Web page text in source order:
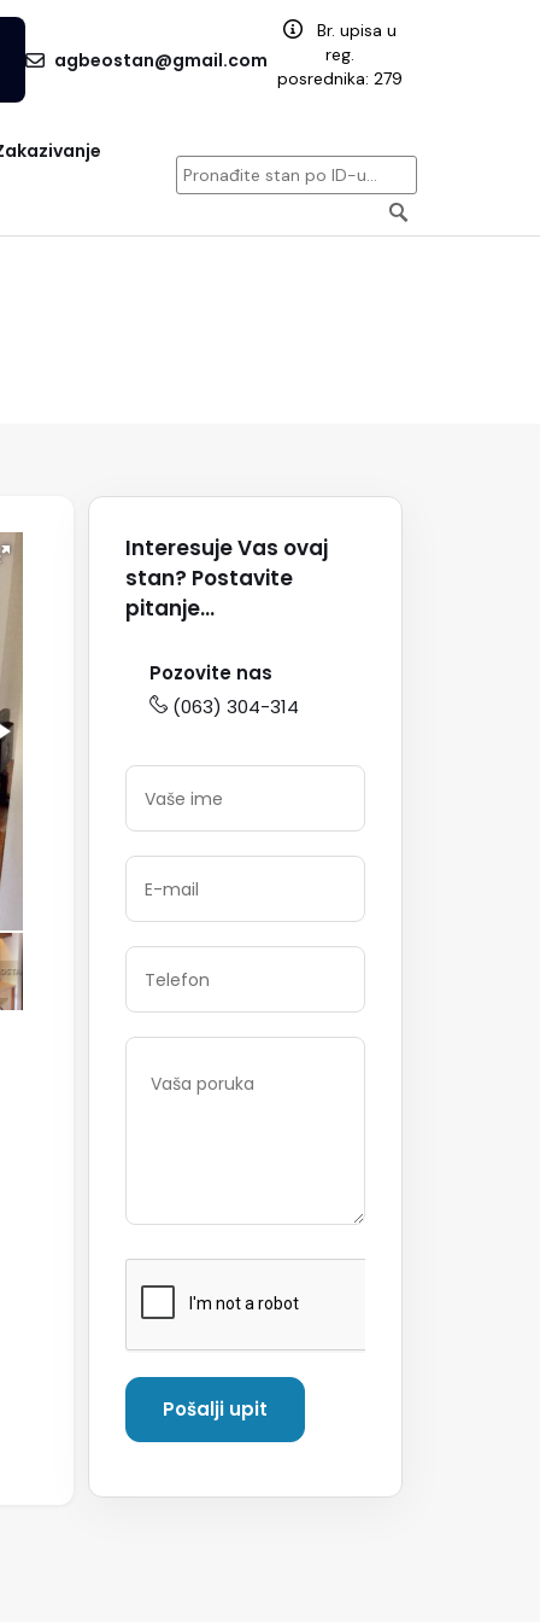
agbeostan@gmail.com
Br. upisa u
reg.
posrednika: 279
Interesuje Vas ovaj
stan? Postavite
pitanje...
Pozovite nas
(063) 304-314